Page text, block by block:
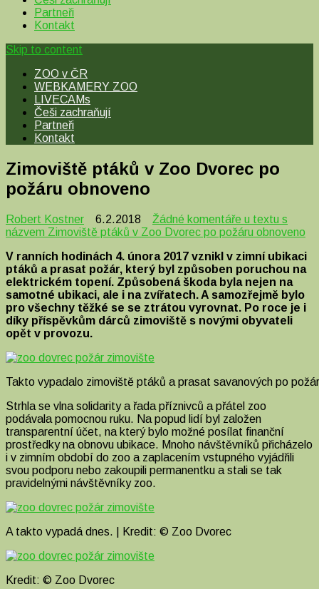
Partneři
Kontakt
Skip to content
ZOO v ČR
WEBKAMERY ZOO
LIVECAMs
Češi zachraňují
Partneři
Kontakt
Zimoviště ptáků v Zoo Dvorec po
požáru obnoveno
Robert Kostner 6.2.2018 Žádné komentáře u textu s
názvem Zimoviště ptáků v Zoo Dvorec po požáru obnoveno
V ranních hodinách 4. února 2017 vznikl v zimní ubikaci
ptáků a prasat požár, který byl způsoben poruchou na
elektrickém topení. Způsobená škoda byla nejen na
samotné ubikaci, ale i na zvířatech. A samozřejmě bylo
pro všechny těžké se se ztrátou vyrovnat. Po roce je i
díky příspěvkům dárců zimoviště s novými obyvateli
opět v provozu.
Takto vypadalo zimoviště ptáků a prasat savanových po
Strhla se vlna solidarity a řada příznivců a přátel zoo
podávala pomocnou ruku. Na popud lidí byl založen
transparentní účet, na který bylo možné posílat finanční
prostředky na obnovu ubikace. Mnoho návštěvníků přicházelo
i v zimním období do zoo a zaplacením vstupného vyjádřili
svou podporu nebo zakoupili permanentku a stali se tak
pravidelnými návštěvníky zoo.
A takto vypadá dnes. | Kredit: © Zoo Dvorec
Kredit: © Zoo Dvorec